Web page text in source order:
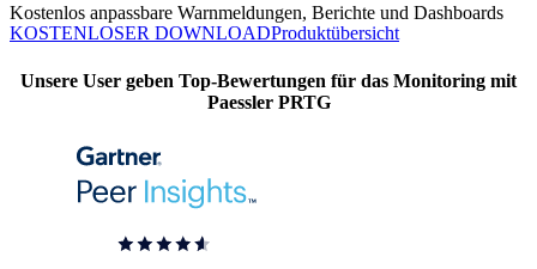
Kostenlos anpassbare Warnmeldungen, Berichte und Dashboards
KOSTENLOSER DOWNLOADProduktübersicht
Unsere User geben Top-Bewertungen für das Monitoring mit
Paessler PRTG